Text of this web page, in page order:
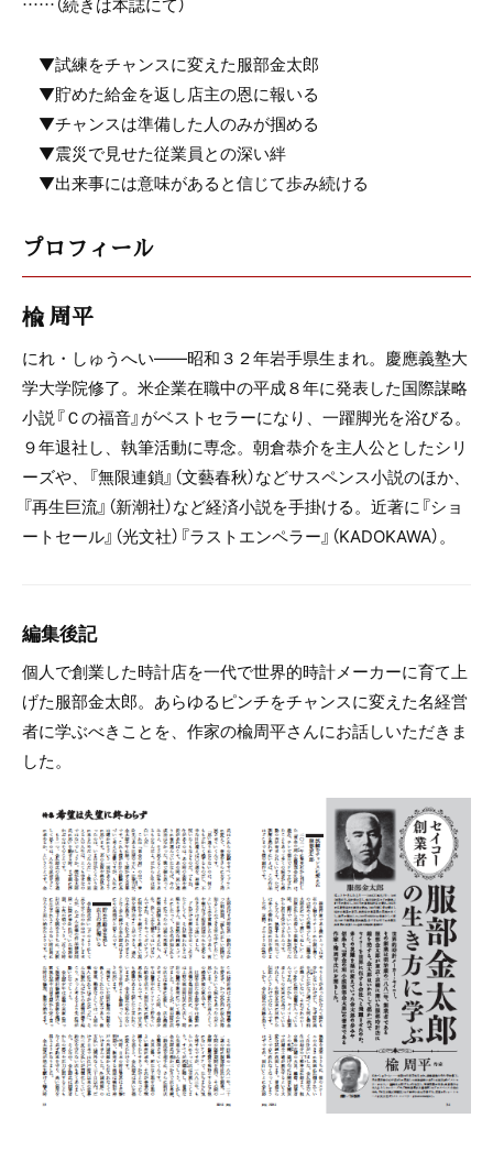
……（続きは本誌にて）
▼試練をチャンスに変えた服部金太郎
▼貯めた給金を返し店主の恩に報いる
▼チャンスは準備した人のみが掴める
▼震災で見せた従業員との深い絆
▼出来事には意味があると信じて歩み続ける
プロフィール
楡 周平
にれ・しゅうへい――昭和３２年岩手県生まれ。慶應義塾大
学大学院修了。米企業在職中の平成８年に発表した国際謀略
小説『Ｃの福音』がベストセラーになり、一躍脚光を浴びる。
９年退社し、執筆活動に専念。朝倉恭介を主人公としたシリ
ーズや、『無限連鎖』（文藝春秋）などサスペンス小説のほか、
『再生巨流』（新潮社）など経済小説を手掛ける。近著に『ショ
ートセール』（光文社）『ラストエンペラー』（KADOKAWA）。
編集後記
個人で創業した時計店を一代で世界的時計メーカーに育て上
げた服部金太郎。あらゆるピンチをチャンスに変えた名経営
者に学ぶべきことを、作家の楡周平さんにお話しいただきま
した。